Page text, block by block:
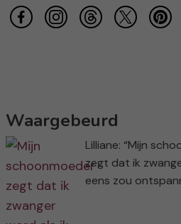
Waargebeurd
Lilliane: “Mijn
zegt dat ik
eens zou